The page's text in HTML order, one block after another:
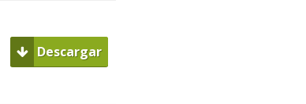
Descargar